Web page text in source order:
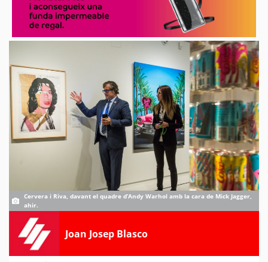
Cervera i Riva, davant el quadre d’Andy Warhol amb la cara de Mick Jagger,
ahir.
Joan Josep Blasco